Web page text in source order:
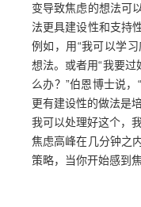
变导致焦虑的想法可
法更具建设性和支持
例如，用“我可以学
想法。或者用“我要过
么办？”伯恩博士说，
更有建设性的做法是
我可以处理好这个，
焦虑高峰在几分钟之
策略，当你开始感到